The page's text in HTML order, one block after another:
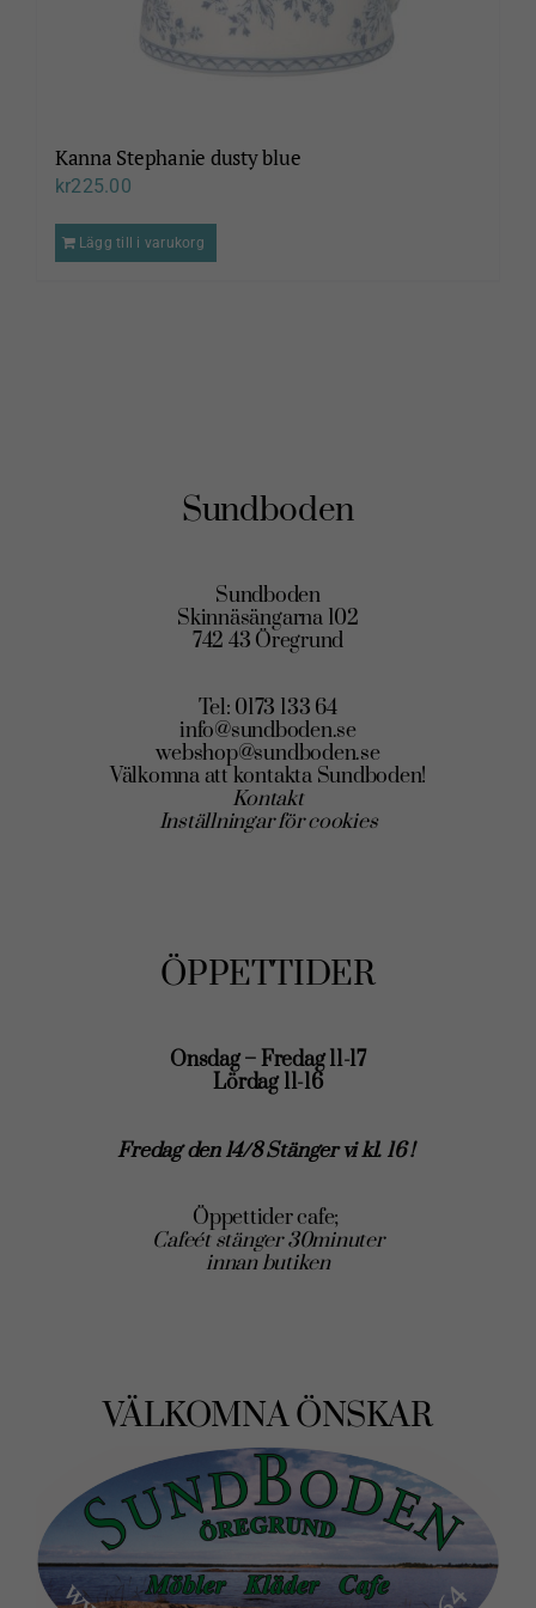
Kanna Stephanie dusty blue
kr225.00
Lägg till i varukorg
Sundboden
Sundboden
Skinnäsängarna 102
742 43 Öregrund
Tel: 0173 133 64
info@sundboden.se
webshop@sundboden.se
Välkomna att kontakta Sundboden!
Kontakt
Inställningar för cookies
ÖPPETTIDER
Onsdag – Fredag 11-17
Lördag 11-16
Fredag den 14/8 Stänger vi kl. 16 !
Öppettider cafe;
Cafeét stänger 30minuter
innan butiken
VÄLKOMNA ÖNSKAR